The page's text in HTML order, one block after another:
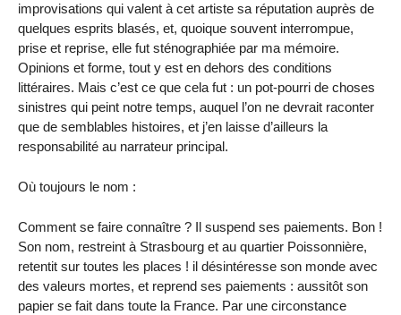
improvisations qui valent à cet artiste sa réputation auprès de
quelques esprits blasés, et, quoique souvent interrompue,
prise et reprise, elle fut sténographiée par ma mémoire.
Opinions et forme, tout y est en dehors des conditions
littéraires. Mais c’est ce que cela fut : un pot-pourri de choses
sinistres qui peint notre temps, auquel l’on ne devrait raconter
que de semblables histoires, et j’en laisse d’ailleurs la
responsabilité au narrateur principal.
Où toujours le nom :
Comment se faire connaître ? Il suspend ses paiements. Bon !
Son nom, restreint à Strasbourg et au quartier Poissonnière,
retentit sur toutes les places ! il désintéresse son monde avec
des valeurs mortes, et reprend ses paiements : aussitôt son
papier se fait dans toute la France. Par une circonstance